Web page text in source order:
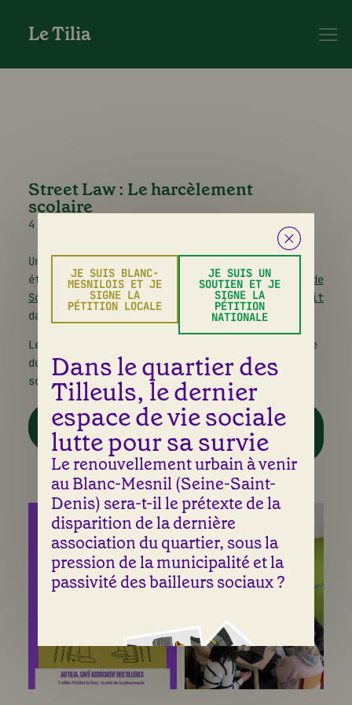
Le Tilia
Street Law : Le harcèlement
scolaire
4 mai 2024
Une à deux fois par mois au Tilia, les
étudiants de laClinique de l’École de droit de
Sciences Poaniment un atelierd’accès au droit
dans le cadre du projet «
Street Law».
Le samedi 4 mai 2024, il a été proposé l’étude
du des enfants sous l’angle du harcèlement
scolaire.
PROTOCOLE DE PRISE
EN CHARGE DU
HARCÈLEMENT SCOLAIRE
DÉCISION DU
DÉFENSEUR DES
DROITS N°2022-
049
JE SUIS BLANC-
MESNILOIS ET JE
SIGNE LA
PÉTITION LOCALE
JE SUIS UN
SOUTIEN ET JE
SIGNE LA
PÉTITION
NATIONALE
Dans le quartier des
Tilleuls, le dernier
espace de vie sociale
lutte pour sa survie
Le renouvellement urbain à venir
au Blanc-Mesnil (Seine-Saint-
Denis) sera-t-il le prétexte de la
disparition de la dernière
association du quartier, sous la
pression de la municipalité et la
passivité des bailleurs sociaux ?